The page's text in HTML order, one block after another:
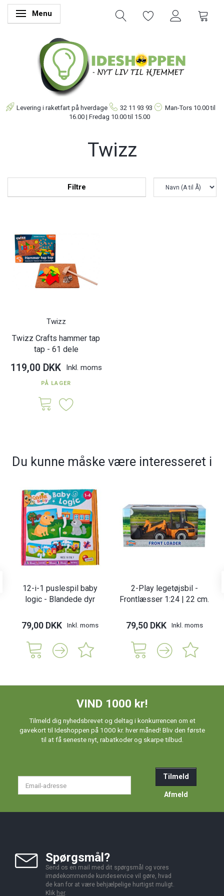
Skifte navigation
Menu
Levering i raketfart på hverdage 32 11 93 93 Man-Tors 10.00 til
16.00 | Fredag 10.00 til 15.00
Twizz
Filtre
Twizz
Twizz Crafts hammer tap
tap - 61 dele
119,00 DKK Inkl. moms
PÅ LAGER
Du kunne måske være interesseret i
12-i-1 puslespil baby
logic - Blandede dyr
79,00 DKK Inkl. moms
2-Play legetøjsbil -
Frontlæsser 1:24 | 22 cm.
79,50 DKK Inkl. moms
VIND 1000 kr!
Tilmeld dig nyhedsbrevet og deltag i konkurrencen om et
gavekort til Ideshoppen på 1000 kr. hver måned! Bliv den første
til at få seneste nyt, rabatkoder og skarpe tilbud.
Tilmeld
Afmeld
Spørgsmål?
Send os en mail med dit spørgsmål og vores
imødekommende kundeservice vil gøre, hvad
de kan for at være behjælpelige hurtigst muligt.
Klik her.